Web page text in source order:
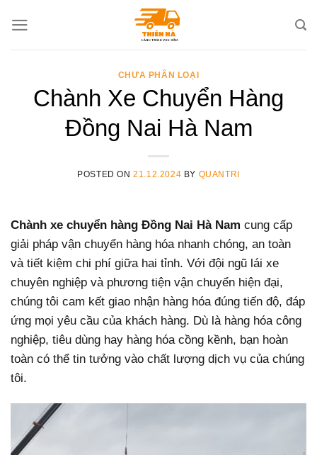
CHƯA PHÂN LOẠI
Chành Xe Chuyển Hàng
Đồng Nai Hà Nam
POSTED ON21.12.2024 BY QUANTRI
Chành xe chuyển hàng Đồng Nai Hà Nam cung cấp
giải pháp vận chuyển hàng hóa nhanh chóng, an toàn
và tiết kiệm chi phí giữa hai tỉnh. Với đội ngũ lái xe
chuyên nghiệp và phương tiện vận chuyển hiện đại,
chúng tôi cam kết giao nhận hàng hóa đúng tiến độ, đáp
ứng mọi yêu cầu của khách hàng. Dù là hàng hóa công
nghiệp, tiêu dùng hay hàng hóa cồng kềnh, bạn hoàn
toàn có thể tin tưởng vào chất lượng dịch vụ của chúng
tôi.